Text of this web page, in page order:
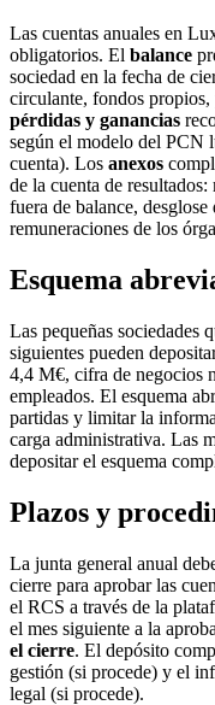
Las cuentas anuales en
obligatorios. El balance
sociedad en la fecha de
circulante, fondos
pérdidas y ganancias
según el modelo del PCN
cuenta). Los anexos
de la cuenta de
fuera de balance,
remuneraciones de los
Esquema
Las pequeñas sociedades
siguientes pueden
4,4 M€, cifra de negocios
empleados. El esquema
partidas y limitar la
carga administrativa. Las
depositar el esquema
Plazos y
La junta general anual
cierre para aprobar las
el RCS a través de la
el mes siguiente a la
el cierre. El depósito
gestión (si procede) y el
legal (si procede).